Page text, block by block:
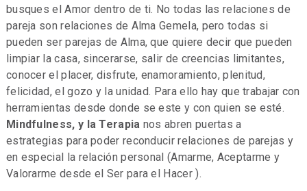
busques el Amor dentro de ti. No todas las relaciones de
pareja son relaciones de Alma Gemela, pero todas si
pueden ser parejas de Alma, que quiere decir que pueden
limpiar la casa, sincerarse, salir de creencias limitantes,
conocer el placer, disfrute, enamoramiento, plenitud,
felicidad, el gozo y la unidad. Para ello hay que trabajar con
herramientas desde donde se este y con quien se esté.
Mindfulness, y la Terapia nos abren puertas a
estrategias para poder reconducir relaciones de parejas y
en especial la relación personal (Amarme, Aceptarme y
Valorarme desde el Ser para el Hacer ).